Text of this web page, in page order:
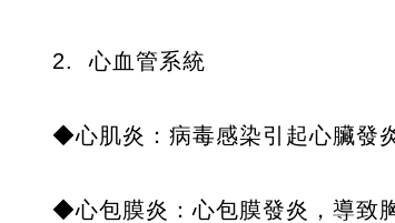
2. 心血管系統
◆心肌炎：病毒感染引起心臟發
◆心包膜炎：心包膜發炎，導致